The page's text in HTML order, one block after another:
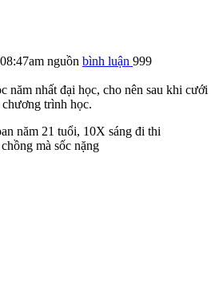
nguồn bình luận 999
năm nhất đại học, cho nên sau khi cưới
trình học.